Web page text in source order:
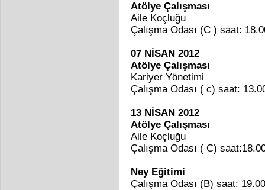
Atölye Çalışması
Aile Koçluğu
Çalışma Odası (C ) saat:
07 NİSAN 2012
Atölye Çalışması
Kariyer Yönetimi
Çalışma Odası ( c) saat:
13 NİSAN 2012
Atölye Çalışması
Aile Koçluğu
Çalışma Odası ( C)
Ney Eğitimi
Çalışma Odası (B) saat: